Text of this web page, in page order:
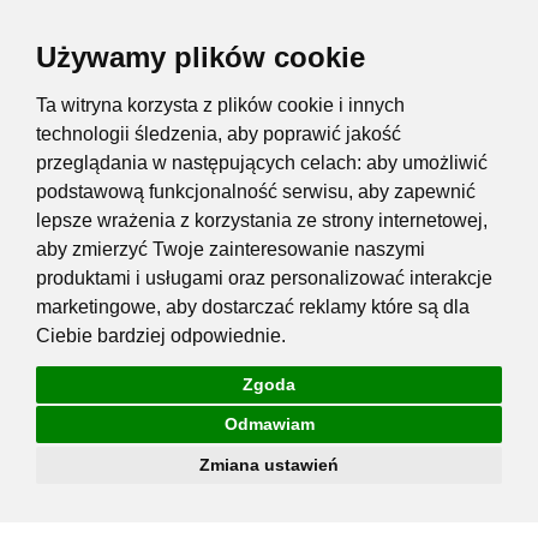
Używamy plików cookie
Ta witryna korzysta z plików cookie i innych
technologii śledzenia, aby poprawić jakość
przeglądania w następujących celach: aby umożliwić
podstawową funkcjonalność serwisu, aby zapewnić
lepsze wrażenia z korzystania ze strony internetowej,
aby zmierzyć Twoje zainteresowanie naszymi
produktami i usługami oraz personalizować interakcje
marketingowe, aby dostarczać reklamy które są dla
Ciebie bardziej odpowiednie.
Zgoda
Odmawiam
Zmiana ustawień